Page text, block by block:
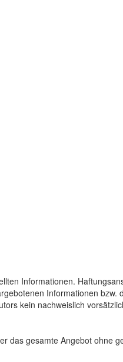
Informationen.
Informationen bzw.
kein nachweislich
das gesamte Angebot ohne